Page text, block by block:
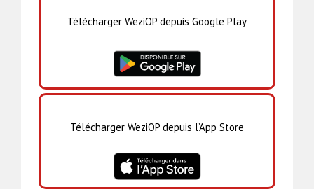
Télécharger WeziOP depuis Google Play
Télécharger WeziOP depuis l’App Store